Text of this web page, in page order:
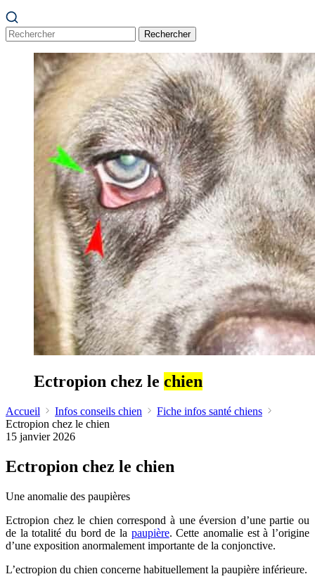
Rechercher
Ectropion chez le chien
Accueil Infos conseils chien
Fiche infos santé chiens
Ectropion chez le chien
15 janvier 2026
Ectropion chez le chien
Une anomalie des paupières
Ectropion chez le chien correspond à une éversion d’une partie ou
de la totalité du bord de la paupière. Cette anomalie est à l’origine
d’une exposition anormalement importante de la conjonctive.
L’ectropion du chien concerne habituellement la paupière inférieure.